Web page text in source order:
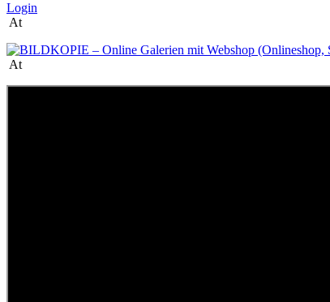
Login
At
At